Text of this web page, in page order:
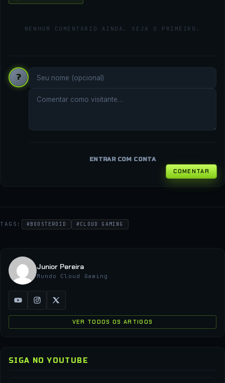
NENHUM COMENTÁRIO AINDA. SEJA O PRIMEIRO.
?
ENTRAR COM CONTA
COMENTAR
TAGS: #BOOSTEROID #CLOUD GAMING
Junior Pereira
Mundo Cloud Gaming
VER TODOS OS ARTIGOS
SIGA NO YOUTUBE